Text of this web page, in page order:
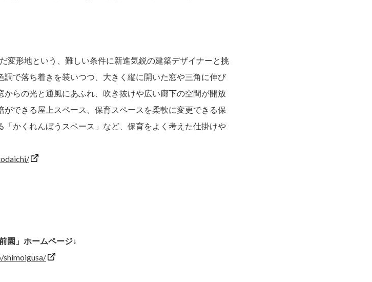
変形地という、難しい条件に新進気鋭の建築デザイナーと挑
で落ち着きを装いつつ、大きく縦に開いた窓や三角に伸び
らの光と通風にあふれ、吹き抜けや広い廊下の空間が開放
できる屋上スペース、保育スペースを柔軟に変更できる保
かくれんぼうスペース」など、保育をよく考えた仕掛けや
園」ホームページ↓